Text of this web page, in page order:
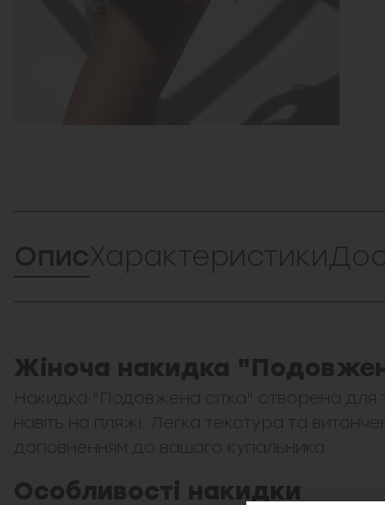
ОписХарактеристики
Жіноча накидка
Накидка "Подовжена сітка" створена для
навіть на пляжі. Легка текстура та
доповненням до вашого купальника.
Особливості накидки